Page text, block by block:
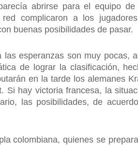
abrirse para el equipo
complicaron a los
buenas posibilidades de pasar.
las esperanzas son muy pocas,
de lograr la clasificación,
en la tarde los alemanes
. Si hay victoria francesa, la
las posibilidades, de
colombiana, quienes se